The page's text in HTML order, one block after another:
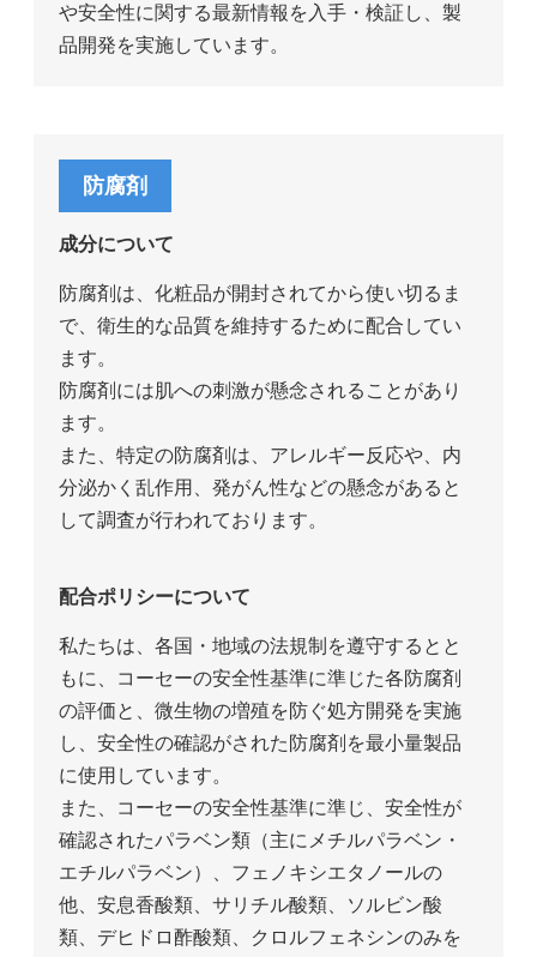
や安全性に関する最新情報を入手・検証し、製
品開発を実施しています。
防腐剤
成分について
防腐剤は、化粧品が開封されてから使い切るま
で、衛生的な品質を維持するために配合してい
ます。
防腐剤には肌への刺激が懸念されることがあり
ます。
また、特定の防腐剤は、アレルギー反応や、内
分泌かく乱作用、発がん性などの懸念があると
して調査が行われております。
配合ポリシーについて
私たちは、各国・地域の法規制を遵守するとと
もに、コーセーの安全性基準に準じた各防腐剤
の評価と、微生物の増殖を防ぐ処方開発を実施
し、安全性の確認がされた防腐剤を最小量製品
に使用しています。
また、コーセーの安全性基準に準じ、安全性が
確認されたパラベン類（主にメチルパラベン・
エチルパラベン）、フェノキシエタノールの
他、安息香酸類、サリチル酸類、ソルビン酸
類、デヒドロ酢酸類、クロルフェネシンのみを